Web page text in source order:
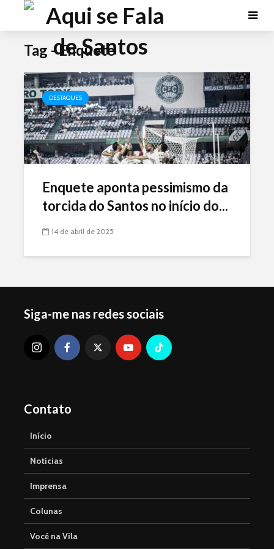
Tag - Enquete
DESTAQUES
Enquete aponta pessimismo da
torcida do Santos no início do...
14 de abril de 2025
Siga-me nas redes sociais
Contato
Início
Notícias
Imprensa
Colunas
Você na Vila